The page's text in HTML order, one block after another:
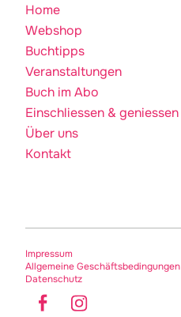
Home
Webshop
Buchtipps
Veranstaltungen
Buch im Abo
Einschliessen & geniessen
Über uns
Kontakt
Impressum
Allgemeine Geschäftsbedingungen
Datenschutz